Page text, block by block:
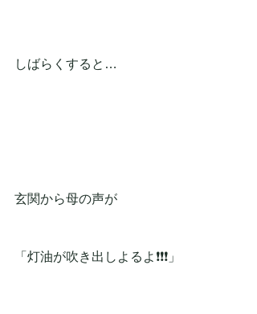
しばらくすると…
玄関から母の声が
「灯油が吹き出しよるよ❗❗❗」